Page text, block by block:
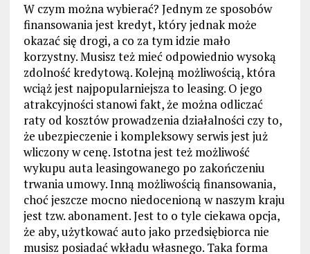
W czym można wybierać? Jednym ze sposobów
finansowania jest kredyt, który jednak może
okazać się drogi, a co za tym idzie mało
korzystny. Musisz też mieć odpowiednio wysoką
zdolność kredytową. Kolejną możliwością, która
wciąż jest najpopularniejsza to leasing. O jego
atrakcyjności stanowi fakt, że można odliczać
raty od kosztów prowadzenia działalności czy to,
że ubezpieczenie i kompleksowy serwis jest już
wliczony w cenę. Istotna jest też możliwość
wykupu auta leasingowanego po zakończeniu
trwania umowy. Inną możliwością finansowania,
choć jeszcze mocno niedocenioną w naszym kraju
jest tzw. abonament. Jest to o tyle ciekawa opcja,
że aby, użytkować auto jako przedsiębiorca nie
musisz posiadać wkładu własnego. Taka forma